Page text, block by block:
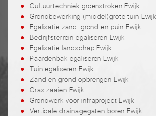
Cultuurtechniek groenstroken Ewijk
Grondbewerking (middel)grote tuin Ewijk
Egalisatie zand, grond en puin Ewijk
Bedrijfsterrein egaliseren Ewijk
Egalisatie landschap Ewijk
Paardenbak egaliseren Ewijk
Tuin egaliseren Ewijk
Zand en grond opbrengen Ewijk
Gras zaaien Ewijk
Grondwerk voor infraproject Ewijk
Verticale drainagegaten boren Ewijk